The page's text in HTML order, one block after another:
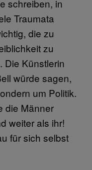
schreiben, in
Traumata
die zu
zu
Die Künstlerin
würde sagen,
um Politik.
die Männer
weiter als ihr!
für sich selbst